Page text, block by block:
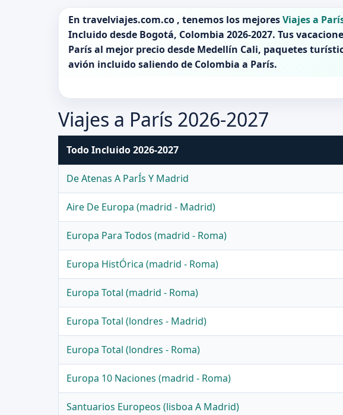
En travelviajes.com.co , tenemos los mejoresViajes a
Incluido desde Bogotá, Colombia 2026-2027. Tus
Parísal mejor precio desde Medellín Cali, paquetes
avión incluido saliendo de Colombia a París.
Viajes a París 2026-2027
Todo Incluido 2026-2027
De Atenas A ParÍs Y Madrid
Aire De Europa (madrid - Madrid)
Europa Para Todos (madrid - Roma)
Europa HistÓrica (madrid - Roma)
Europa Total (madrid - Roma)
Europa Total (londres - Madrid)
Europa Total (londres - Roma)
Europa 10 Naciones (madrid - Roma)
Santuarios Europeos (lisboa A Madrid)